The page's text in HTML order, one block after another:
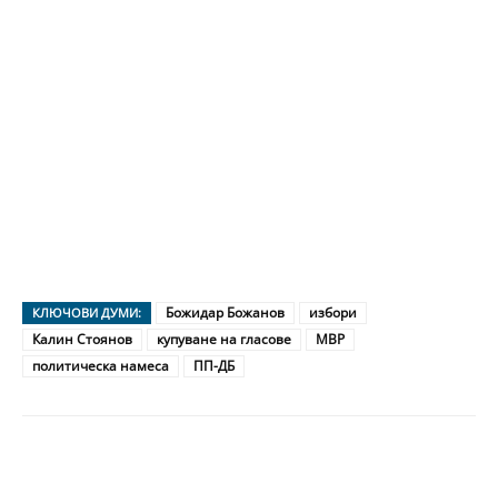
КЛЮЧОВИ ДУМИ: Божидар Божанов
избори
Калин Стоянов
купуване на гласове
МВР
политическа намеса
ПП-ДБ